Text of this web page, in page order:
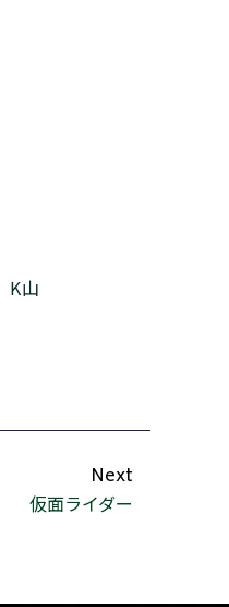
K山
Next
仮面ライダー